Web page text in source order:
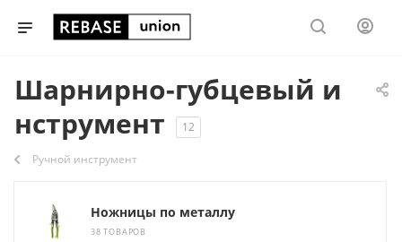
Шарнирно-губцевый и
нструмент
12
Ручной инструмент
Ножницы по металлу
38 ТОВАРОВ